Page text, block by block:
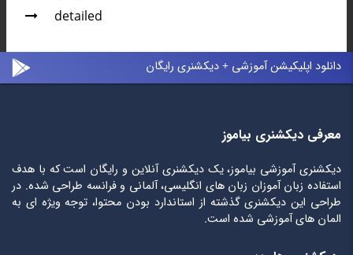
detailed
دانلود اپلیکیشن آموزشی + دیکشنری رایگان
معرفی دیکشنری بیاموز
دیکشنری آموزشی بیاموز، یک دیکشنری آنلاین و رایگان است که با هدف
استفاده زبان آموزان زبان های انگلیسی، آلمانی و فرانسه طراحی شده. در
طراحی این دیکشنری گذشته از استاندارد بودن محتوا، توجه ویژه ای به
المان های آموزشی شده است.